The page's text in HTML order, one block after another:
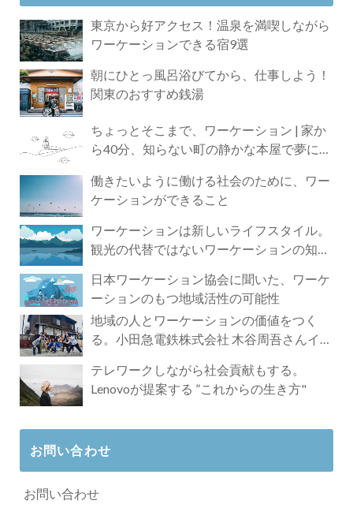
東京から好アクセス！温泉を満喫しながら
ワーケーションできる宿9選
朝にひとっ風呂浴びてから、仕事しよう！
関東のおすすめ銭湯
ちょっとそこまで、ワーケーション | 家か
ら40分、知らない町の静かな本屋で夢に近
働きたいように働ける社会のために、ワー
ケーションができること
ワーケーションは新しいライフスタイル。
観光の代替ではないワーケーションの知ら
日本ワーケーション協会に聞いた、ワーケ
ーションのもつ地域活性の可能性
地域の人とワーケーションの価値をつく
る。小田急電鉄株式会社 木谷周吾さんイン
テレワークしながら社会貢献もする。
Lenovoが提案する ”これからの生き方"
お問い合わせ
お問い合わせ